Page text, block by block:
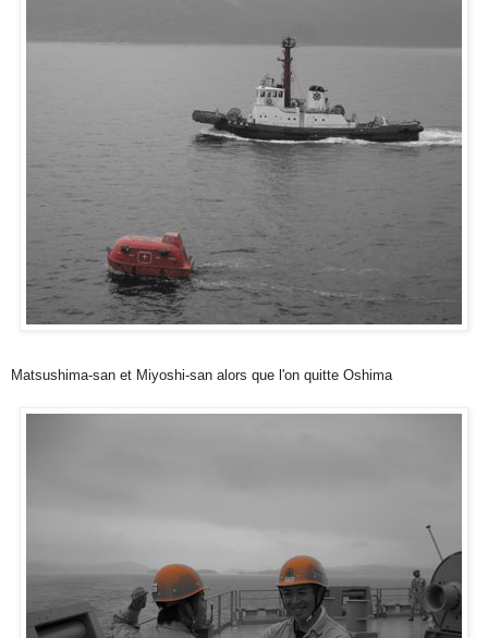
Matsushima-san et Miyoshi-san alors que l'on quitte Oshima